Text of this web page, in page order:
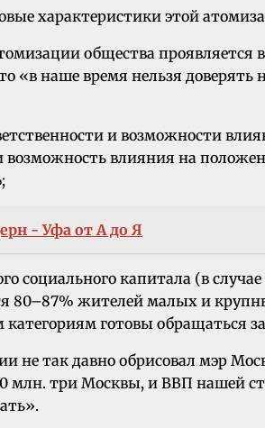
характеристики этой
общества
«в наше время нельзя
и возможности
влияния на
- Уфа от А до Я
социального капитала (в
80–87% жителей малых и
готовы обращаться
не так давно обрисовал мэр
млн. три Москвы, и ВВП нашей